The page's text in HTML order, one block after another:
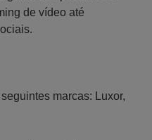
de vídeo até
marcas: Luxor,